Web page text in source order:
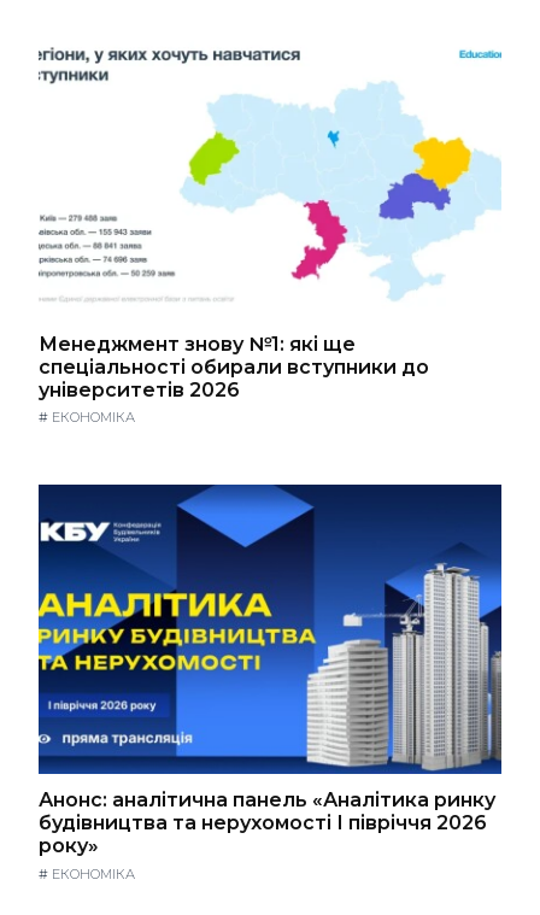
Менеджмент знову №1: які ще
спеціальності обирали вступники до
університетів 2026
# ЕКОНОМІКА
Анонс: аналітична панель «Аналітика ринку
будівництва та нерухомості І півріччя 2026
року»
# ЕКОНОМІКА